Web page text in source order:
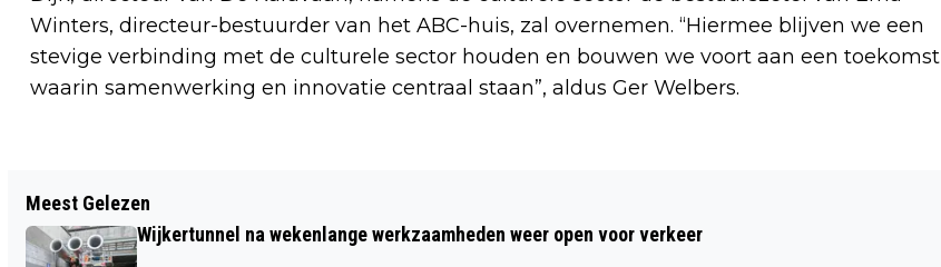
Winters, directeur-bestuurder van het ABC-huis, zal overnemen. “Hiermee blijven we een
stevige verbinding met de culturele sector houden en bouwen we voort aan een toekomst
waarin samenwerking en innovatie centraal staan”, aldus Ger Welbers.
AMERIKAKENNER RAYMOND MENS
OPENT KAASMARKT
MET CLAUDE, SPINVIS EN ROSA DA
Meest Gelezen
Wijkertunnel na wekenlange werkzaamheden weer open voor verkeer